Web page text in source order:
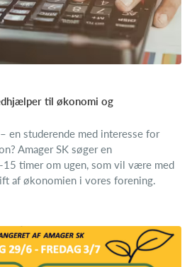
til økonomi og
en studerende med interesse for
Amager SK søger en
timer om ugen, som vil være med
af økonomien i vores forening.